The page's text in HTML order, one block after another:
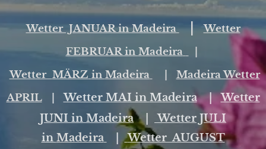
Wetter JANUAR in Madeira| Wetter
FEBRUAR in Madeira
|
Wetter MÄRZ in Madeira | Madeira Wetter
APRIL
|Wetter MAI in Madeira |Wetter
JUNI in Madeira |
Wetter JULI
in Madeira | Wetter AUGUST